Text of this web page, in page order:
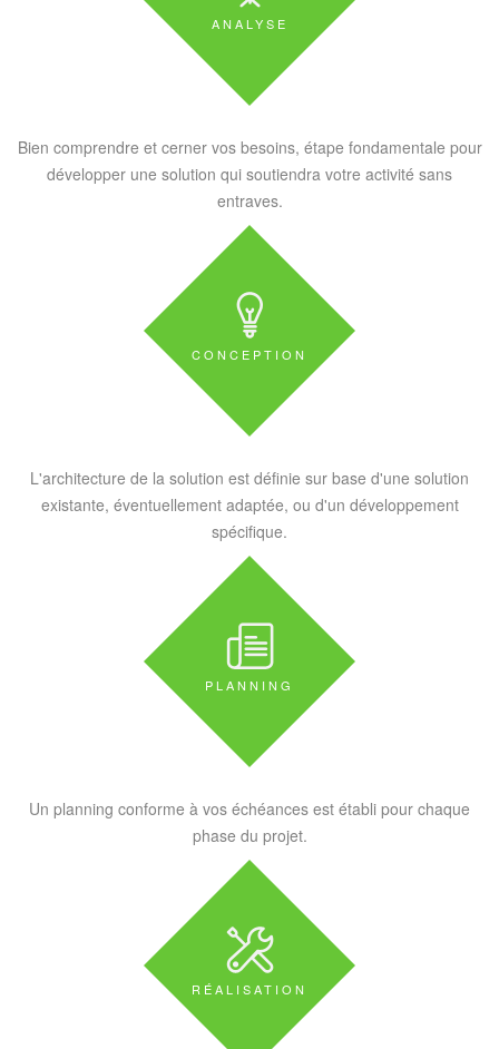
ANALYSE
Bien comprendre et cerner vos besoins, étape fondamentale pour
développer une solution qui soutiendra votre activité sans
entraves.
CONCEPTION
L'architecture de la solution est définie sur base d'une solution
existante, éventuellement adaptée, ou d'un développement
spécifique.
PLANNING
Un planning conforme à vos échéances est établi pour chaque
phase du projet.
RÉALISATION